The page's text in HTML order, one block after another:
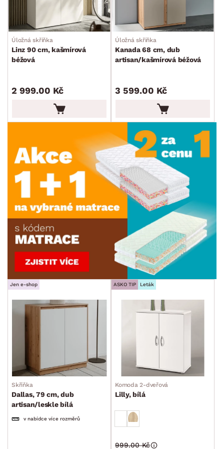
Úložná skříňka
Linz 90 cm, kašmírová
béžová
2 999.00 Kč
Úložná skříňka
Kanada 68 cm, dub
artisan/kašmírová béžová
3 599.00 Kč
Jen e-shop
Skříňka
Dallas, 79 cm, dub
artisan/leskle bílá
v nabídce více rozměrů
ASKO TIP Leták
Komoda 2-dveřová
Lilly, bílá
999.00 Kč